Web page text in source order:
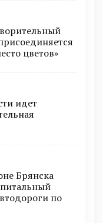
цветов»
идет
Брянска
по